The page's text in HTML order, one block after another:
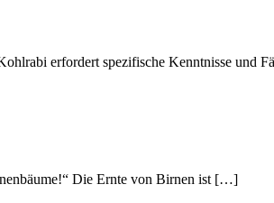
erfordert spezifische Kenntnisse und
Die Ernte von Birnen ist […]